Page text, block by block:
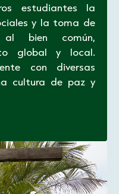
estudiantes la
y la toma de
al bien común,
global y local.
con diversas
cultura de paz y